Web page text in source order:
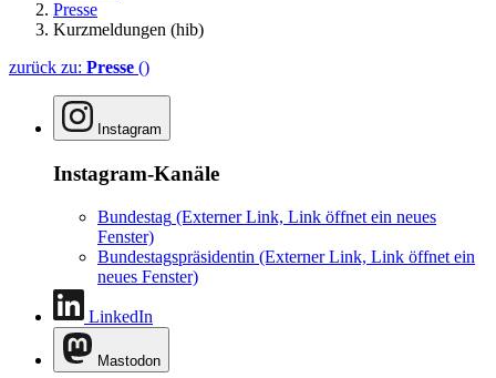
Presse
Kurzmeldungen (hib)
zurück zu: Presse ()
Instagram
Instagram-Kanäle
Bundestag (Externer Link, Link öffnet ein neues
Fenster)
Bundestagspräsidentin (Externer Link, Link öffnet ein
neues Fenster)
LinkedIn
Mastodon